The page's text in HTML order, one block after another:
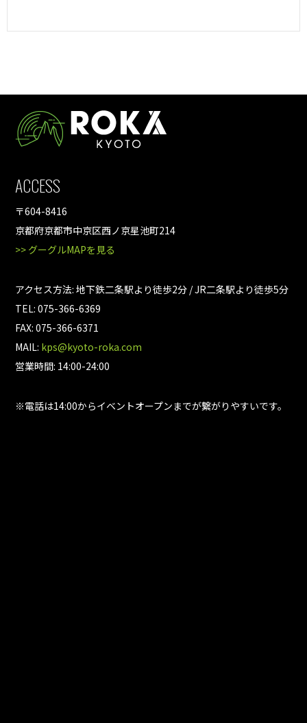
ACCESS
〒604-8416
京都府京都市中京区西ノ京星池町214
>> グーグルMAPを見る
アクセス方法: 地下鉄二条駅より徒歩2分 / JR二条駅より徒歩5分
TEL: 075-366-6369
FAX: 075-366-6371
MAIL: kps@kyoto-roka.com
営業時間: 14:00-24:00
※電話は14:00からイベントオープンまでが繋がりやすいです。